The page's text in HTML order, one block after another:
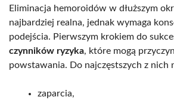
Eliminacja hemoroidów w dłuższym
najbardziej realna, jednak wymaga
podejścia. Pierwszym krokiem do
czynników ryzyka, które mogą
powstawania. Do najczęstszych z nich
zaparcia,